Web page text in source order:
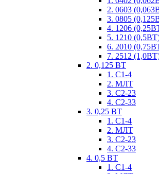
2. 0603
3. 0805
4. 1206
5. 1210
6. 2010
7. 2512
2. 0,125 ВТ
1. С1-4
2. МЛТ
3. С2-23
4. С2-33
3. 0,25 ВТ
1. С1-4
2. МЛТ
3. С2-23
4. С2-33
4. 0,5 ВТ
1. С1-4